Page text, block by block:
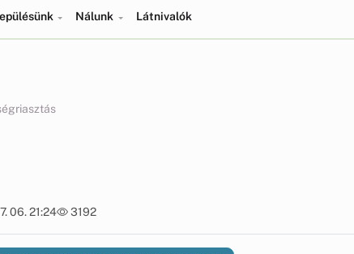
Nálunk Látnivalók
06. 21:24 3192